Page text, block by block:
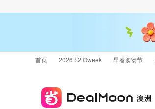
首页 2026 S2 Oweek 早春购物节